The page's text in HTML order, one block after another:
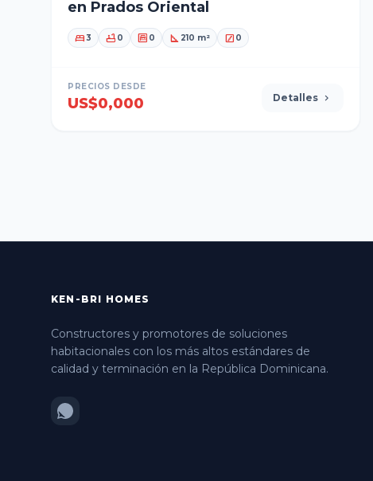
en Prados Oriental
bed 3 bathtub 0 garage 0 square_foot 210 m² stairs 0
PRECIOS DESDE
US$0,000 Detalles chevron_right
KEN-BRI HOMES
Constructores y promotores de soluciones
habitacionales con los más altos estándares de
calidad y terminación en la República Dominicana.